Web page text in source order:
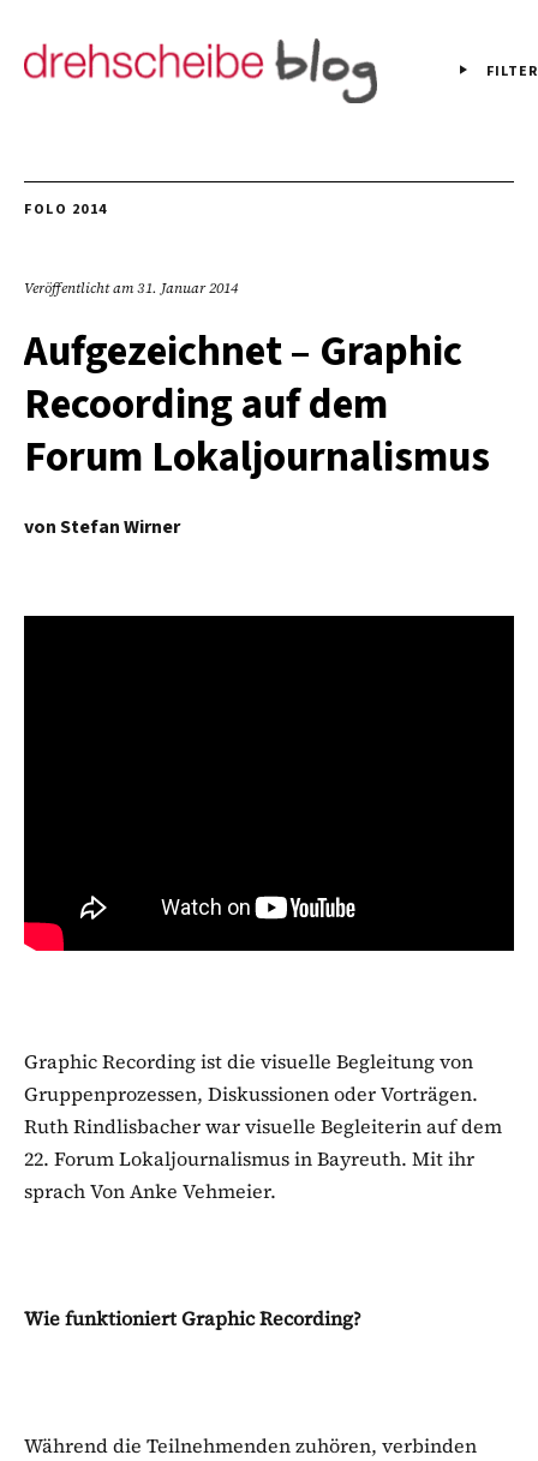
FILTER
FOLO 2014
Veröffentlicht am31. Januar 2014
Aufgezeichnet – Graphic
Recoording auf dem
Forum Lokaljournalismus
vonStefan Wirner
Graphic Recording ist die visuelle Begleitung von
Gruppenprozessen, Diskussionen oder Vorträgen.
Ruth Rindlisbacher war visuelle Begleiterin auf dem
22. Forum Lokaljournalismus in Bayreuth. Mit ihr
sprach Von Anke Vehmeier.
Wie funktioniert Graphic Recording?
Während die Teilnehmenden zuhören, verbinden